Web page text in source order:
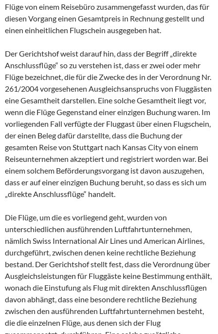
Flüge von einem Reisebüro zusammengefasst wurden, das für
diesen Vorgang einen Gesamtpreis in Rechnung gestellt und
einen einheitlichen Flugschein ausgegeben hat.
Der Gerichtshof weist darauf hin, dass der Begriff „direkte
Anschlussflüge“ so zu verstehen ist, dass er zwei oder mehr
Flüge bezeichnet, die für die Zwecke des in der Verordnung Nr.
261/2004 vorgesehenen Ausgleichsanspruchs von Fluggästen
eine Gesamtheit darstellen. Eine solche Gesamtheit liegt vor,
wenn die Flüge Gegenstand einer einzigen Buchung waren. Im
vorliegenden Fall verfügte der Fluggast über einen Flugschein,
der einen Beleg dafür darstellte, dass die Buchung der
gesamten Reise von Stuttgart nach Kansas City von einem
Reiseunternehmen akzeptiert und registriert worden war. Bei
einem solchem Beförderungsvorgang ist davon auszugehen,
dass er auf einer einzigen Buchung beruht, so dass es sich um
„direkte Anschlussflüge“ handelt.
Die Flüge, um die es vorliegend geht, wurden von
unterschiedlichen ausführenden Luftfahrtunternehmen,
nämlich Swiss International Air Lines und American Airlines,
durchgeführt, zwischen denen keine rechtliche Beziehung
bestand. Der Gerichtshof stellt fest, dass die Verordnung über
Ausgleichsleistungen für Fluggäste keine Bestimmung enthält,
wonach die Einstufung als Flug mit direkten Anschlussflügen
davon abhängt, dass eine besondere rechtliche Beziehung
zwischen den ausführenden Luftfahrtunternehmen besteht,
die die einzelnen Flüge, aus denen sich der Flug